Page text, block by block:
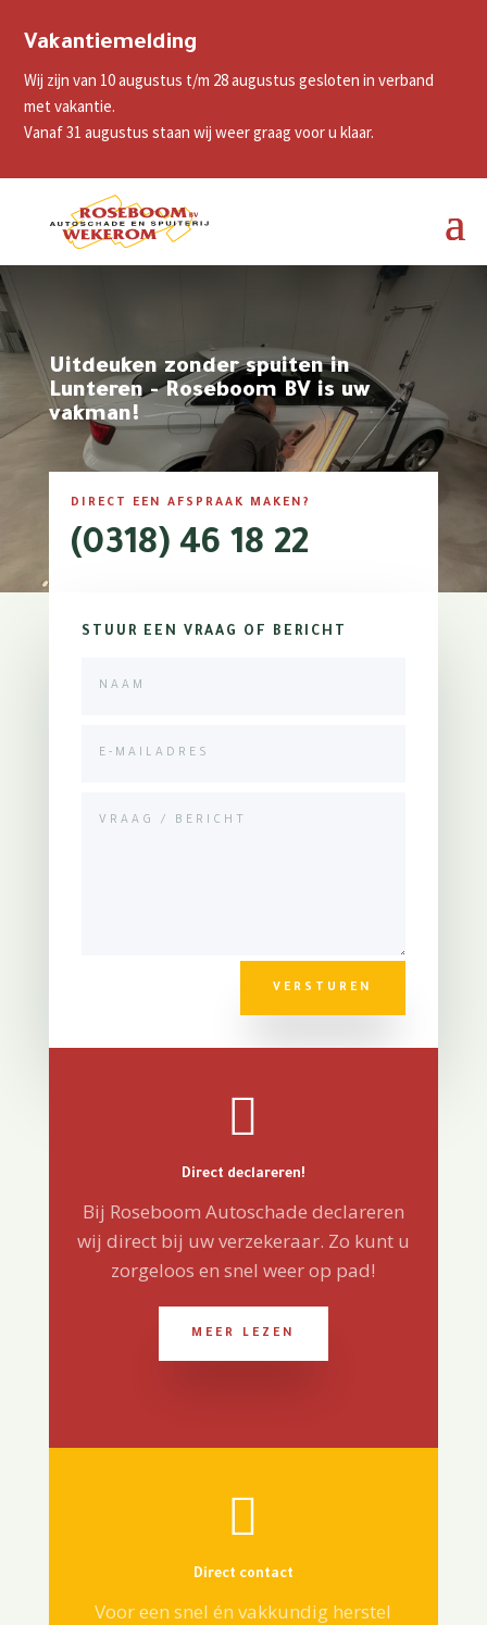
Vakantiemelding
Wij zijn van 10 augustus t/m 28 augustus gesloten in verband
met vakantie.
Vanaf 31 augustus staan wij weer graag voor u klaar.
Uitdeuken zonder spuiten in
Lunteren - Roseboom BV is uw
vakman!
DIRECT EEN AFSPRAAK MAKEN?
(0318) 46 18 22
STUUR EEN VRAAG OF BERICHT
VERSTUREN

Direct declareren!
Bij Roseboom Autoschade declareren
wij direct bij uw verzekeraar. Zo kunt u
zorgeloos en snel weer op pad!
MEER LEZEN

Direct contact
Voor een snel én vakkundig herstel